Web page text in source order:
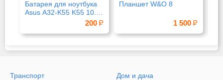
Батарея для ноутбука
Asus A32-K55 K55 10.
200
Планшет W&O 8
1 500
Транспорт Дом и дача